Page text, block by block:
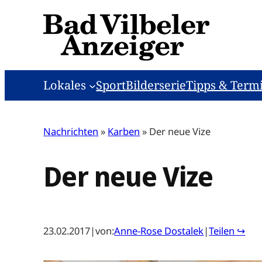
Lokales SportBilderserieTipps &
Nachrichten » Karben » Der neue Vize
Der neue Vize
23.02.2017|von:Anne-Rose Dostalek|Teilen ↪